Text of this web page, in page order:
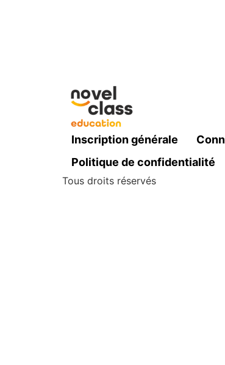
Inscription générale
Politique de confidentialité
Tous droits réservés